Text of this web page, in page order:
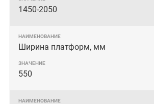
1450-2050
Ширина платформ, мм
550